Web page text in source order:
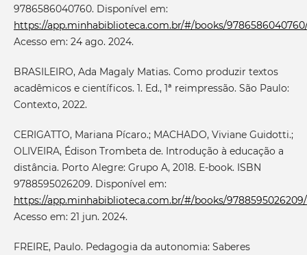
9786586040760. Disponível em:
https://app.minhabiblioteca.com.br/#/books/9786586040760/
Acesso em: 24 ago. 2024.
BRASILEIRO, Ada Magaly Matias. Como produzir textos
acadêmicos e científicos. 1. Ed., 1ª reimpressão. São Paulo:
Contexto, 2022.
CERIGATTO, Mariana Pícaro.; MACHADO, Viviane Guidotti.;
OLIVEIRA, Édison Trombeta de. Introdução à educação a
distância. Porto Alegre: Grupo A, 2018. E-book. ISBN
9788595026209. Disponível em:
https://app.minhabiblioteca.com.br/#/books/9788595026209/
Acesso em: 21 jun. 2024.
FREIRE, Paulo. Pedagogia da autonomia: Saberes